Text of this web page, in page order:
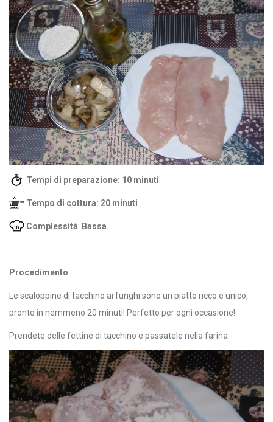
Tempi di preparazione: 10 minuti
Tempo di cottura: 20 minuti
Complessità: Bassa
Procedimento
Le scaloppine di tacchino ai funghi sono un piatto ricco e unico,
pronto in nemmeno 20 minuti! Perfetto per ogni occasione!
Prendete delle fettine di tacchino e passatele nella farina.